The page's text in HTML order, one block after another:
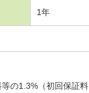
1年
の1.3%（初回保証